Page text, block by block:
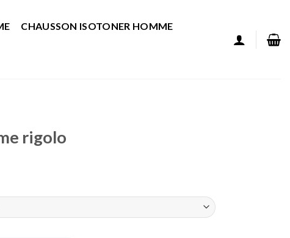
CHAUSSON ISOTONER HOMME
rigolo